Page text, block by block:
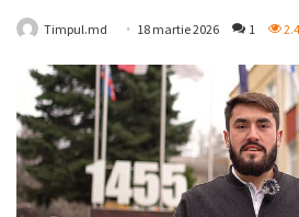
Timpul.md 18 martie 2026 1